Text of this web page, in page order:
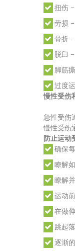
扭伤
劳损
骨折
脱臼
脚筋
过度
慢性受伤
急性受伤
慢性受伤
防止运动
确保
瞭解
瞭解
运动
在做
跳起
逐渐